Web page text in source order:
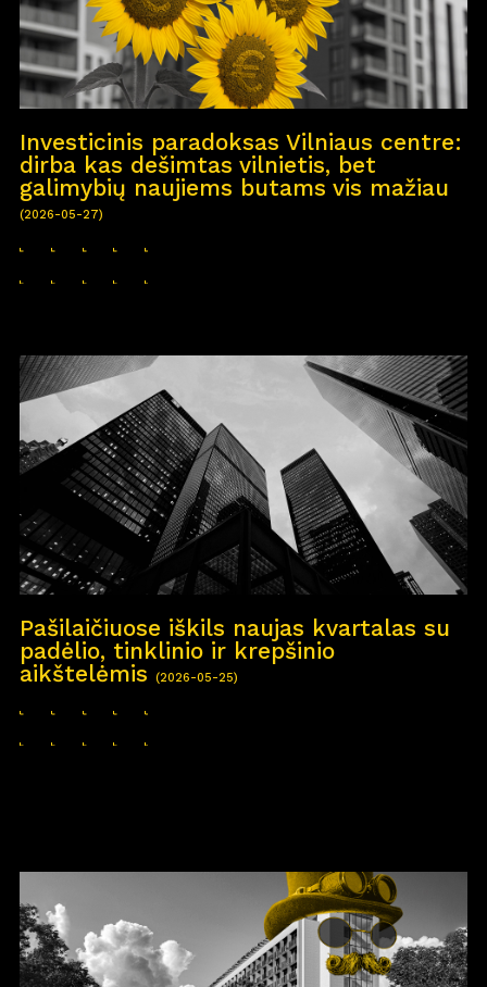
Investicinis paradoksas Vilniaus centre:
dirba kas dešimtas vilnietis, bet
galimybių naujiems butams vis mažiau
(2026-05-27)
Pašilaičiuose iškils naujas kvartalas su
padėlio, tinklinio ir krepšinio
aikštelėmis
(2026-05-25)